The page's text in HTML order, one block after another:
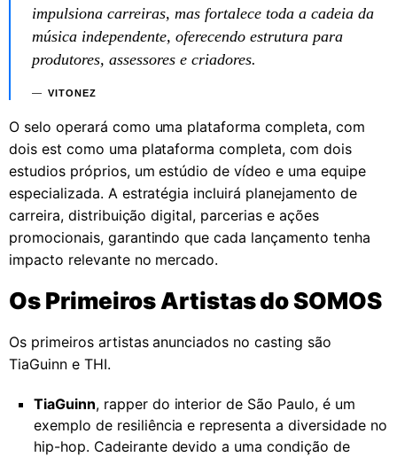
impulsiona carreiras, mas fortalece toda a cadeia da
música independente, oferecendo estrutura para
produtores, assessores e criadores.
VITONEZ
O selo operará como uma plataforma completa, com
dois est como uma plataforma completa, com dois
estudios próprios, um estúdio de vídeo e uma equipe
especializada. A estratégia incluirá planejamento de
carreira, distribuição digital, parcerias e ações
promocionais, garantindo que cada lançamento tenha
impacto relevante no mercado.
Os Primeiros Artistas do SOMOS
Os primeiros artistas anunciados no casting são
TiaGuinn e THI.
TiaGuinn, rapper do interior de São Paulo, é um
exemplo de resiliência e representa a diversidade no
hip-hop. Cadeirante devido a uma condição de